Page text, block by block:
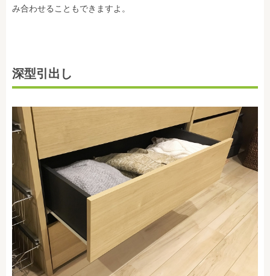
み合わせることもできますよ。
深型引出し